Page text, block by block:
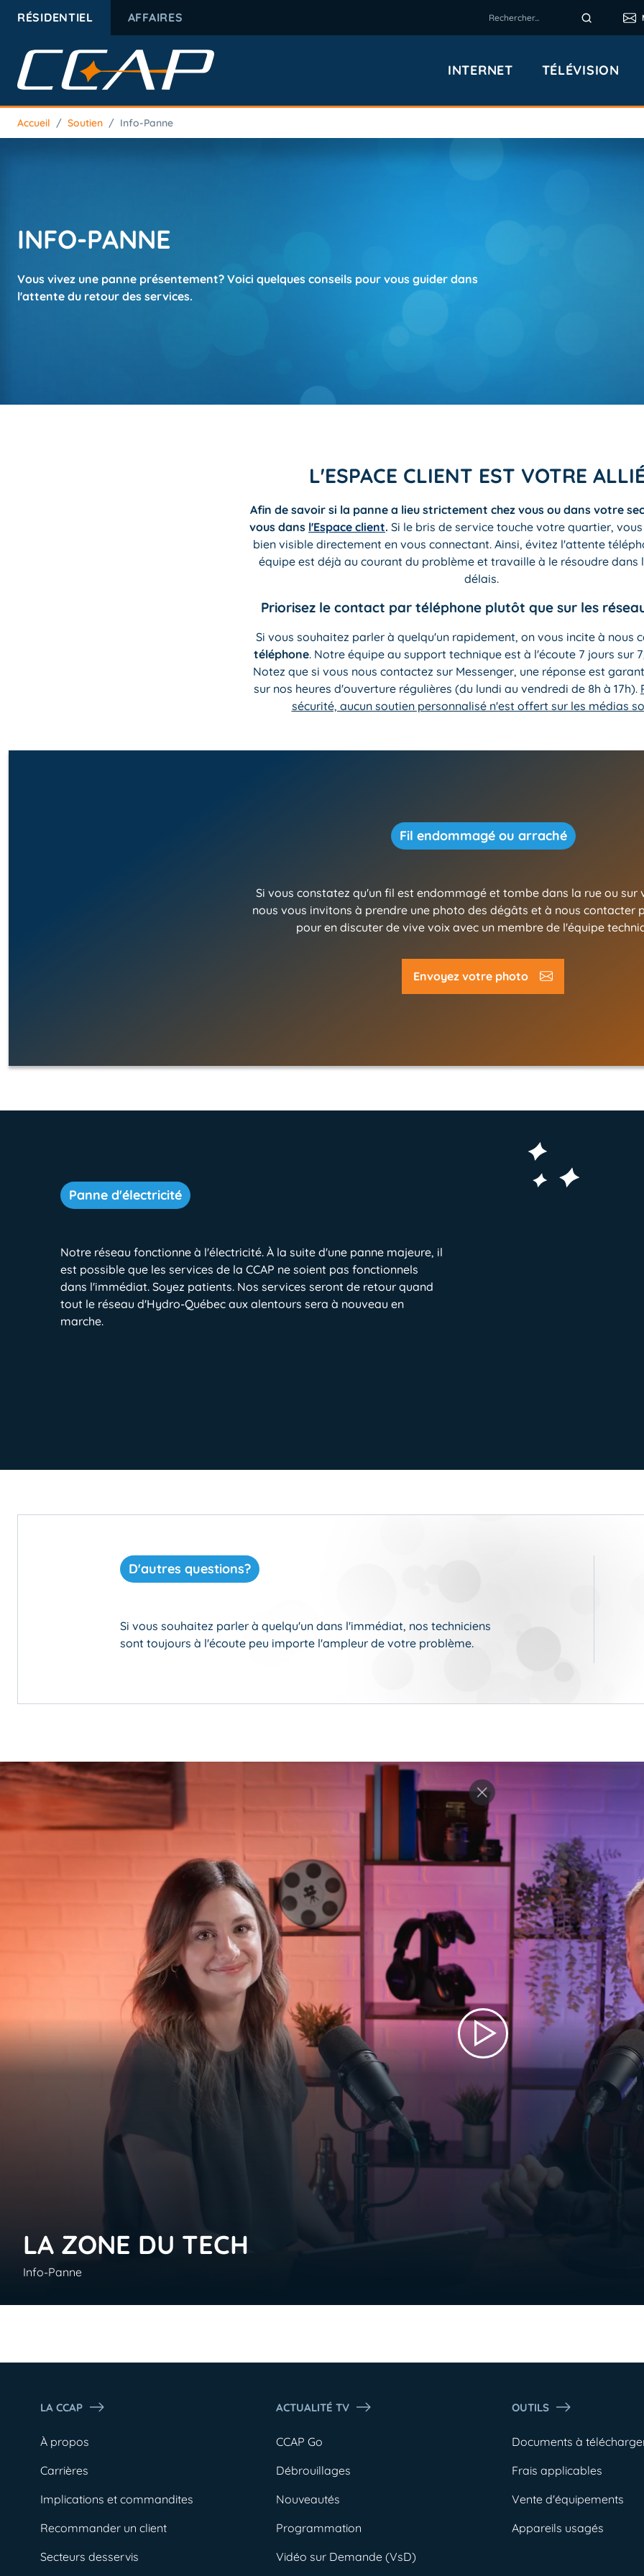
RÉSIDENTIEL AFFAIRES
INTERNET TÉLÉVISION
Accueil / Soutien / Info-Panne
INFO-PANNE
Vous vivez une panne présentement? Voici quelques conseils pour vous guider dans
l'attente du retour des services.
L'ESPACE CLIENT EST VOTRE
Afin de savoir si la panne a lieu strictement chez vous ou dans votre
vous dans l'Espace client. Si le bris de service touche votre quartier,
bien visible directement en vous connectant. Ainsi, évitez l'attente
équipe est déjà au courant du problème et travaille à le résoudre dans
délais.
Priorisez le contact par téléphone plutôt que sur les
Si vous souhaitez parler à quelqu'un rapidement, on vous incite à nous
téléphone. Notre équipe au support technique est à l'écoute 7 jours sur
Notez que si vous nous contactez sur Messenger, une réponse est
sur nos heures d'ouverture régulières (du lundi au vendredi de 8h à 17h).
sécurité, aucun soutien personnalisé n'est offert sur les médias
Fil endommagé ou arraché
Si vous constatez qu'un fil est endommagé et tombe dans la rue ou sur
nous vous invitons à prendre une photo des dégâts et à nous contacter
pour en discuter de vive voix avec un membre de l'équipe
Envoyez votre photo
Panne d'électricité
Notre réseau fonctionne à l'électricité. À la suite d'une panne majeure, il
est possible que les services de la CCAP ne soient pas fonctionnels
dans l'immédiat. Soyez patients. Nos services seront de retour quand
tout le réseau d'Hydro-Québec aux alentours sera à nouveau en
marche.
D'autres questions?
Si vous souhaitez parler à quelqu'un dans l'immédiat, nos techniciens
sont toujours à l'écoute peu importe l'ampleur de votre problème.
LA ZONE DU TECH
Info-Panne
LA CCAP
À propos
Carrières
Implications et commandites
Recommander un client
Secteurs desservis
ACTUALITÉ TV
CCAP Go
Débrouillages
Nouveautés
Programmation
Vidéo sur Demande (VsD)
OUTILS
Documents à
Frais applicables
Vente d'équipements
Appareils usagés